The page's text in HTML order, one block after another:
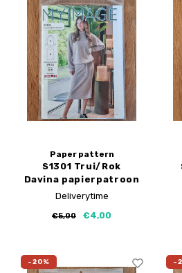
Paper pattern
S1301 Trui/Rok
Davina papierpatroon
Deliverytime
€5,00 €4,00
-20% -